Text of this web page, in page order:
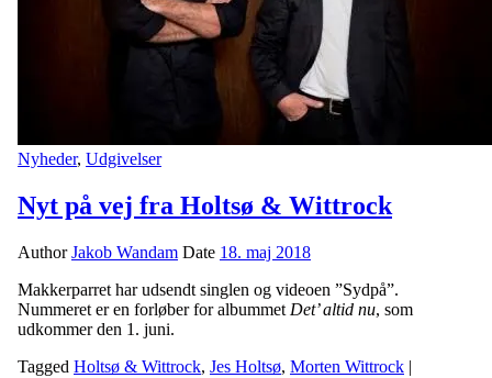
Nyheder, Udgivelser
Nyt på vej fra Holtsø & Wittrock
AuthorJakob Wandam Date 18. maj 2018
Makkerparret har udsendt singlen og videoen ”Sydpå”.
Nummeret er en forløber for albummet Det’ altid nu, som
udkommer den 1. juni.
Tagged Holtsø & Wittrock, Jes Holtsø, Morten Wittrock |